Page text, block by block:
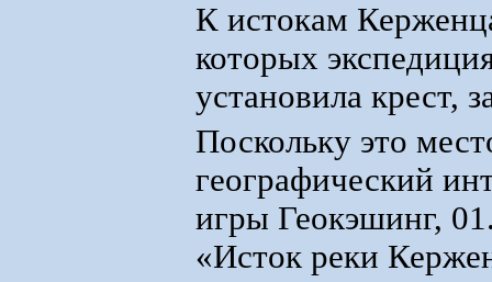
К истокам
которых
установила крест,
Поскольку это
географический
игры Геокэшинг,
«Исток реки